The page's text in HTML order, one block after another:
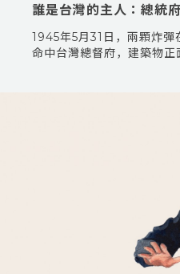
誰是台灣的主人：總統
1945年5月31日，兩顆炸
命中台灣總督府，建築物